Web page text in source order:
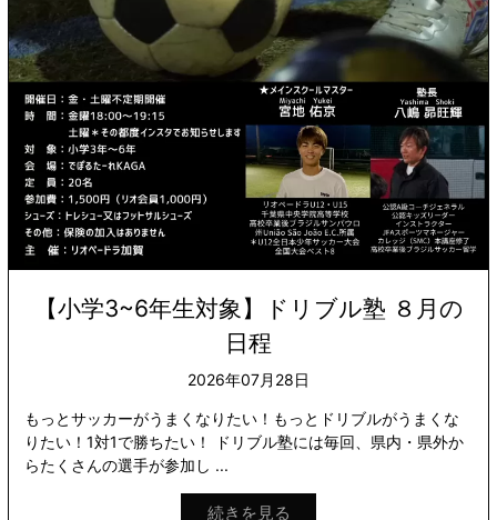
【小学3~6年生対象】ドリブル塾 ８月の
日程
2026年07月28日
もっとサッカーがうまくなりたい！もっとドリブルがうまくな
りたい！1対1で勝ちたい！ ドリブル塾には毎回、県内・県外か
らたくさんの選手が参加し ...
続きを見る